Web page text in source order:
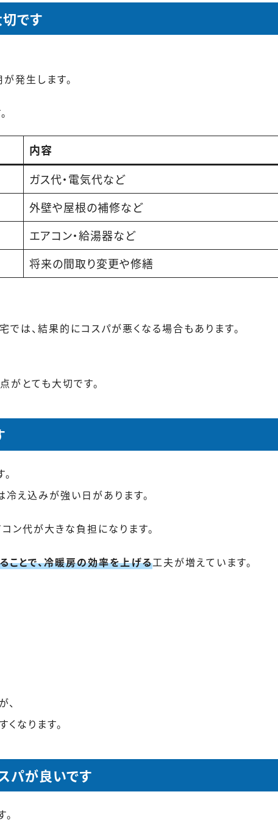
です
発生します。
内容
ガス代・電気代など
外壁や屋根の補修など
エアコン・給湯器など
将来の間取り変更や修繕
は、結果的にコスパが悪くなる場合もあります。
がとても大切です。
え込みが強い日があります。
ン代が大きな負担になります。
ことで、冷暖房の効率を上げる工夫が増えています。
なります。
パが良いです